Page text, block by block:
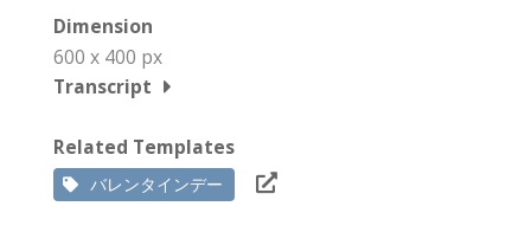
Dimension
600 x 400 px
Transcript
Related Templates
バレンタインデー